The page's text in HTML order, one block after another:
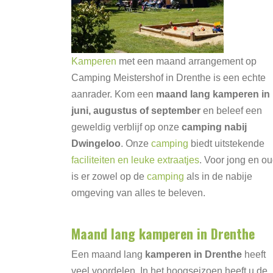
Kamperen met een maand arrangement op
Camping Meistershof in Drenthe is een echte
aanrader. Kom een maand lang kamperen in
juni, augustus of september en beleef een
geweldig verblijf op onze camping nabij
Dwingeloo. Onze camping biedt uitstekende
faciliteiten en leuke extraatjes. Voor jong en
is er zowel op de camping als in de nabije
omgeving van alles te beleven.
Maand lang kamperen in Drenthe
Een maand lang kamperen in Drenthe heeft